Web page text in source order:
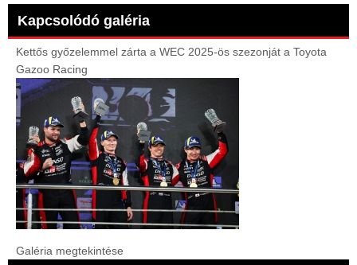
Kapcsolódó galéria
Kettős győzelemmel zárta a WEC 2025-ös szezonját a Toyota
Gazoo Racing
Galéria megtekintése